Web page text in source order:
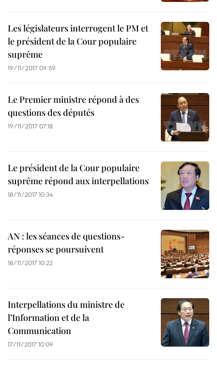
Les législateurs interrogent le PM et
le président de la Cour populaire
suprême
19/11/2017 09:59
Le Premier ministre répond à des
questions des députés
19/11/2017 07:18
Le président de la Cour populaire
suprême répond aux interpellations
18/11/2017 10:34
AN : les séances de questions-
réponses se poursuivent
18/11/2017 10:22
Interpellations du ministre de
l’Information et de la
Communication
17/11/2017 10:09